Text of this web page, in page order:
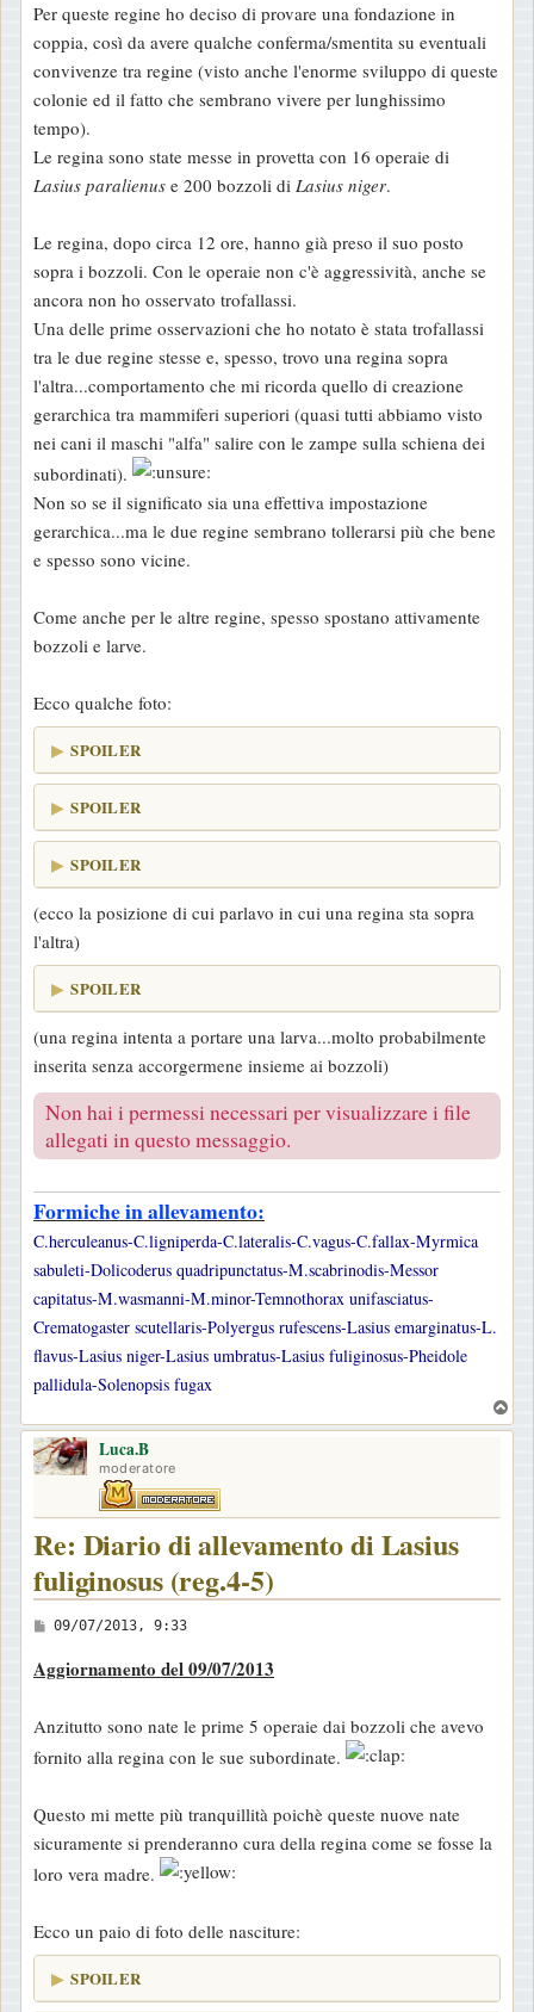
g
g
i
o
Per queste regine ho deciso di provare una fondazione in
coppia, così da avere qualche conferma/smentita su eventuali
convivenze tra regine (visto anche l'enorme sviluppo di queste
colonie ed il fatto che sembrano vivere per lunghissimo
tempo).
Le regina sono state messe in provetta con 16 operaie di
Lasius paralienus e 200 bozzoli di Lasius niger.
Le regina, dopo circa 12 ore, hanno già preso il suo posto
sopra i bozzoli. Con le operaie non c'è aggressività, anche se
ancora non ho osservato trofallassi.
Una delle prime osservazioni che ho notato è stata trofallassi
tra le due regine stesse e, spesso, trovo una regina sopra
l'altra...comportamento che mi ricorda quello di creazione
gerarchica tra mammiferi superiori (quasi tutti abbiamo visto
nei cani il maschi "alfa" salire con le zampe sulla schiena dei
subordinati).
Non so se il significato sia una effettiva impostazione
gerarchica...ma le due regine sembrano tollerarsi più che bene
e spesso sono vicine.
Come anche per le altre regine, spesso spostano attivamente
bozzoli e larve.
Ecco qualche foto:
SPOILER
SPOILER
SPOILER
(ecco la posizione di cui parlavo in cui una regina sta sopra
l'altra)
SPOILER
(una regina intenta a portare una larva...molto probabilmente
inserita senza accorgermene insieme ai bozzoli)
Non hai i permessi necessari per visualizzare i file
allegati in questo messaggio.
Formiche in allevamento:
C.herculeanus-C.ligniperda-C.lateralis-C.vagus-C.fallax-Myrmica
sabuleti-Dolicoderus quadripunctatus-M.scabrinodis-Messor
capitatus-M.wasmanni-M.minor-Temnothorax unifasciatus-
Crematogaster scutellaris-Polyergus rufescens-Lasius emarginatus-L.
flavus-Lasius niger-Lasius umbratus-Lasius fuliginosus-Pheidole
pallidula-Solenopsis fugax
o
Luca.B
moderatore
Re: Diario di allevamento di Lasius
fuliginosus (reg.4-5)
M
s
a
g
i
o
09/07/2013, 9:33
Aggiornamento del 09/07/2013
Anzitutto sono nate le prime 5 operaie dai bozzoli che avevo
fornito alla regina con le sue subordinate.
Questo mi mette più tranquillità poichè queste nuove nate
sicuramente si prenderanno cura della regina come se fosse la
loro vera madre.
Ecco un paio di foto delle nasciture:
SPOILER